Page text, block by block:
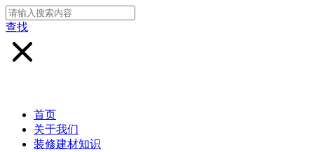
查找
首页
关于我们
装修建材知识